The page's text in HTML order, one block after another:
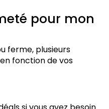
pour mon
ferme, plusieurs
fonction de vos